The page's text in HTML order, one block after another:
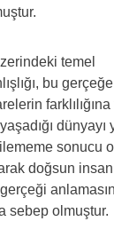
temel
bu gerçeğe
farklılığına
dünyayı
sonucu
doğsun
sebep olmuştur.